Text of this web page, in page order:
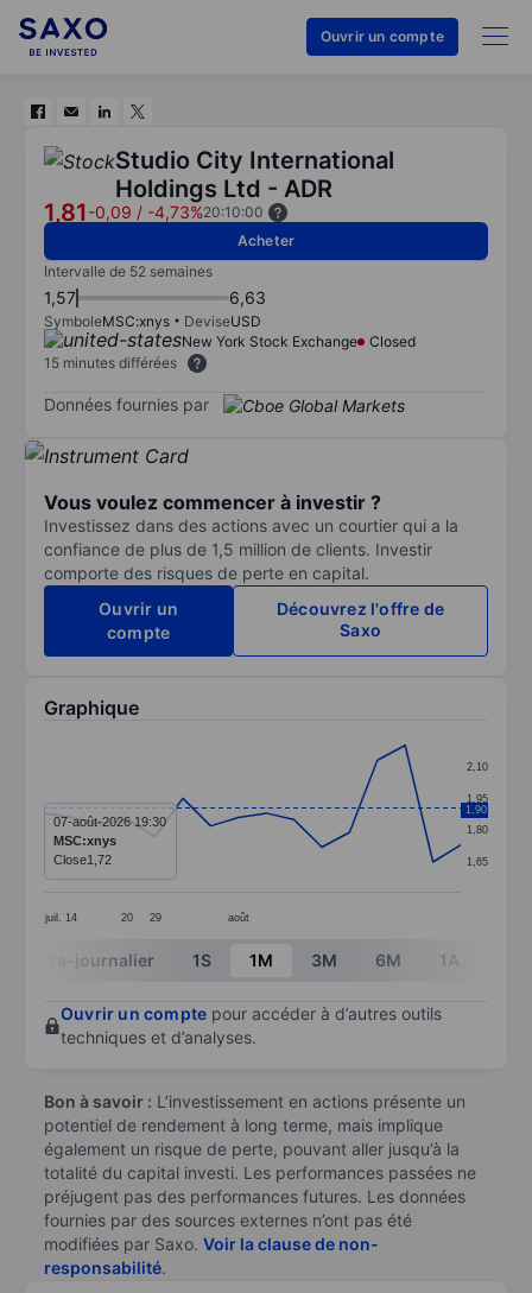
Ouvrir un compte
Studio City International
Holdings Ltd - ADR
1,81-0,09 / -4,73%20:10:00
Acheter
Intervalle de 52 semaines
1,57 6,63
SymboleMSC:xnys DeviseUSD
New York Stock Exchange
Closed
15 minutes différées
Données fournies par
Vous voulez commencer à investir ?
Investissez dans des actions avec un courtier qui a la
confiance de plus de 1,5 million de clients. Investir
comporte des risques de perte en capital.
Ouvrir un
compte
Découvrez l'offre de
Saxo
Graphique
Line chart with 16 data points.
The chart has 1 X axis displaying categories.
The chart has 1 Y axis displaying values. Data ranges
juil. 14 20 29 août
1,65
1,80
1,95
2,10
1,90
07-août-2026 19:30
MSC:xnys
Close1,72
End of interactive chart.
Intra-journalier 1S 1M 3M 6M 1A
Ouvrir un compte pour accéder à d’autres outils
techniques et d’analyses.
Bon à savoir : L’investissement en actions présente un
potentiel de rendement à long terme, mais implique
également un risque de perte, pouvant aller jusqu’à la
totalité du capital investi. Les performances passées ne
préjugent pas des performances futures. Les données
fournies par des sources externes n’ont pas été
modifiées par Saxo. Voir la clause de non-
responsabilité.